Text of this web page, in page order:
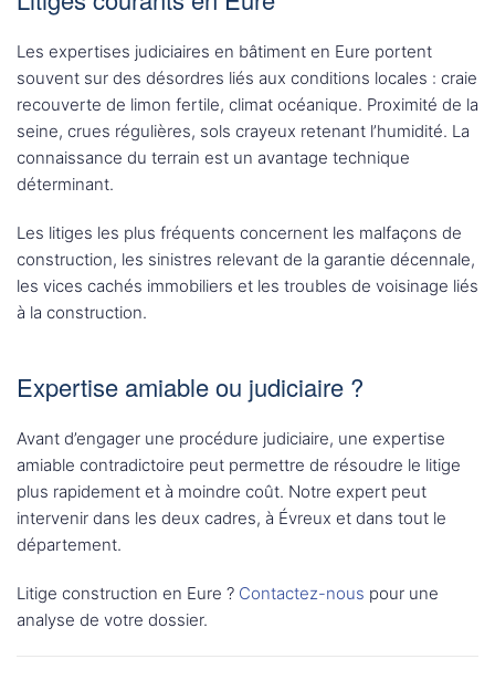
Les expertises judiciaires en bâtiment en Eure portent
souvent sur des désordres liés aux conditions locales : craie
recouverte de limon fertile, climat océanique. Proximité de la
seine, crues régulières, sols crayeux retenant l’humidité. La
connaissance du terrain est un avantage technique
déterminant.
Les litiges les plus fréquents concernent les malfaçons de
construction, les sinistres relevant de la garantie décennale,
les vices cachés immobiliers et les troubles de voisinage liés
à la construction.
Expertise amiable ou judiciaire ?
Avant d’engager une procédure judiciaire, une expertise
amiable contradictoire peut permettre de résoudre le litige
plus rapidement et à moindre coût. Notre expert peut
intervenir dans les deux cadres, à Évreux et dans tout le
département.
Litige construction en Eure ? Contactez-nous pour une
analyse de votre dossier.